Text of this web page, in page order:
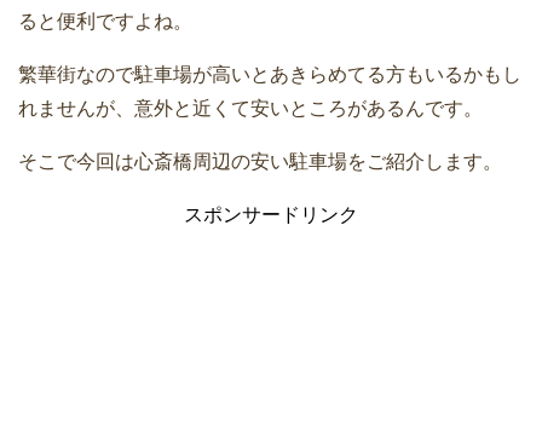
ると便利ですよね。
繁華街なので駐車場が高いとあきらめてる方もいるかもし
れませんが、意外と近くて安いところがあるんです。
そこで今回は心斎橋周辺の安い駐車場をご紹介します。
スポンサードリンク